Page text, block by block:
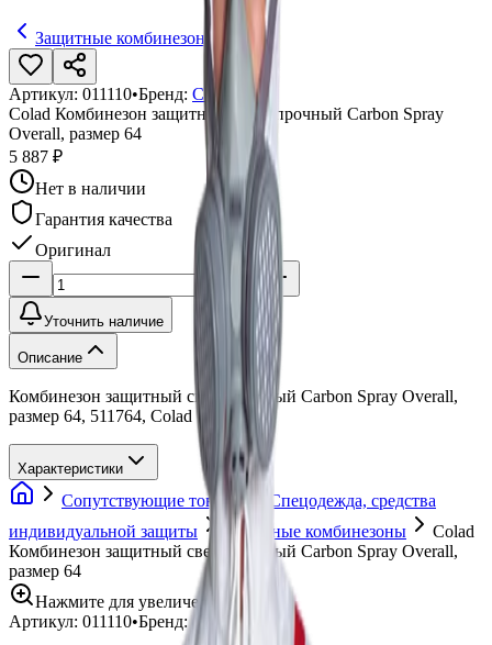
Защитные комбинезоны
Артикул: 011110•Бренд: Colad
Colad Комбинезон защитный сверхпрочный Carbon Spray
Overall, размер 64
5 887 ₽
Нет в наличии
Гарантия качества
Оригинал
Уточнить наличие
Описание
Комбинезон защитный сверхпрочный Carbon Spray Overall,
размер 64, 511764, Colad
Характеристики
Сопутствующие товары
Спецодежда, средства
индивидуальной защиты
Защитные комбинезоны
Colad
Комбинезон защитный сверхпрочный Carbon Spray Overall,
размер 64
Нажмите для увеличения
Артикул: 011110•Бренд: Colad